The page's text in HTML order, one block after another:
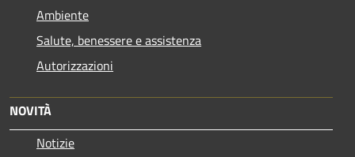
Ambiente
Salute, benessere e assistenza
Autorizzazioni
NOVITÀ
Notizie